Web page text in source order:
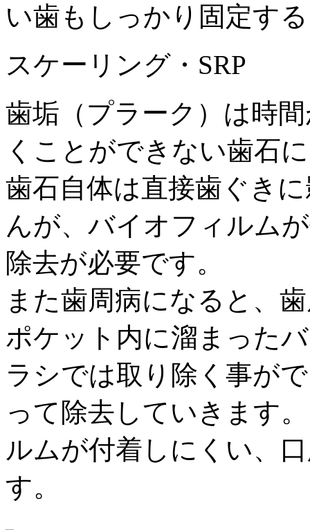
い歯もしっかり固定す
スケーリング・SRP
歯垢（プラーク）は時
くことができない歯石
歯石自体は直接歯ぐき
んが、バイオフィルム
除去が必要です。
また歯周病になると、
ポケット内に溜まった
ラシでは取り除く事が
って除去していきます
ルムが付着しにくい、
す。